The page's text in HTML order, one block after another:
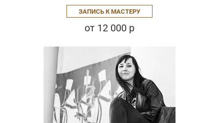
ЗАПИСЬ К МАСТЕРУ
от 12 000 р